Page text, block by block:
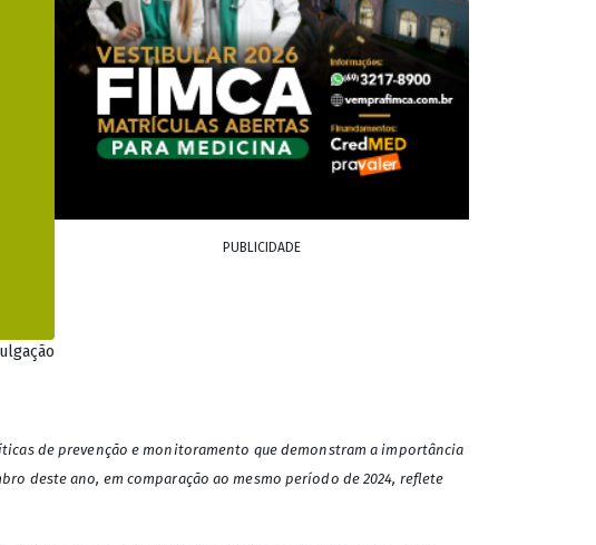
PUBLICIDADE
de prevenção e monitoramento que demonstram a importância
deste ano, em comparação ao mesmo período de 2024, reflete